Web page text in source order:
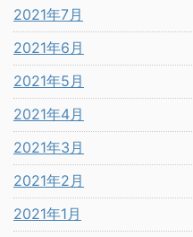
2021年7月
2021年6月
2021年5月
2021年4月
2021年3月
2021年2月
2021年1月